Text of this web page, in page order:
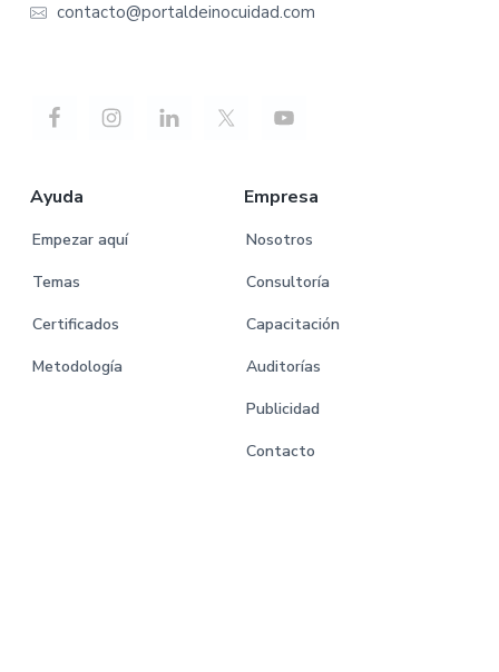
contacto@portaldeinocuidad.com
Ayuda
Empezar aquí
Temas
Certificados
Metodología
Empresa
Nosotros
Consultoría
Capacitación
Auditorías
Publicidad
Contacto